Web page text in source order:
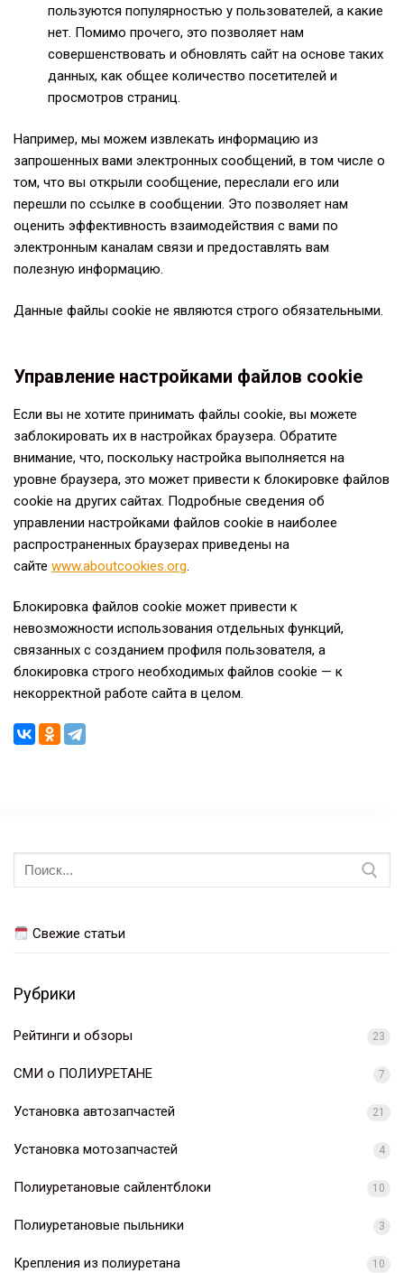
пользуются популярностью у пользователей, а какие
нет. Помимо прочего, это позволяет нам
совершенствовать и обновлять сайт на основе таких
данных, как общее количество посетителей и
просмотров страниц.
Например, мы можем извлекать информацию из
запрошенных вами электронных сообщений, в том числе о
том, что вы открыли сообщение, переслали его или
перешли по ссылке в сообщении. Это позволяет нам
оценить эффективность взаимодействия с вами по
электронным каналам связи и предоставлять вам
полезную информацию.
Данные файлы cookie не являются строго обязательными.
Управление настройками файлов cookie
Если вы не хотите принимать файлы cookie, вы можете
заблокировать их в настройках браузера. Обратите
внимание, что, поскольку настройка выполняется на
уровне браузера, это может привести к блокировке файлов
cookie на других сайтах. Подробные сведения об
управлении настройками файлов cookie в наиболее
распространенных браузерах приведены на
сайте www.aboutcookies.org.
Блокировка файлов cookie может привести к
невозможности использования отдельных функций,
связанных с созданием профиля пользователя, а
блокировка строго необходимых файлов cookie — к
некорректной работе сайта в целом.
по
записям
Искать:
Свежие статьи
Рубрики
Рейтинги и обзоры 23
СМИ о ПОЛИУРЕТАНЕ 7
Установка автозапчастей 21
Установка мотозапчастей 4
Полиуретановые сайлентблоки 10
Полиуретановые пыльники 3
Крепления из полиуретана 10